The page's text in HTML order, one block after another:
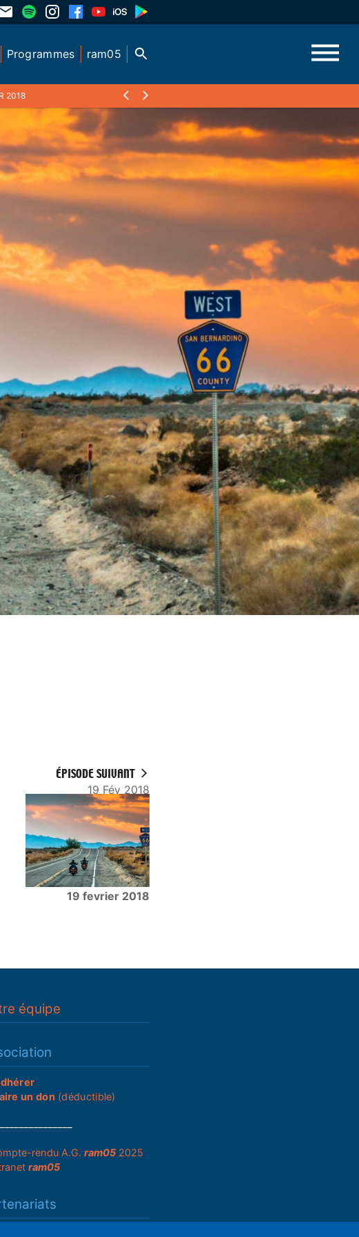
Programmes ram05
2018
ÉPISODE SUIVANT
19 Fév 2018
19 fevrier 2018
équipe
un don(déductible)
rendu A.G. ram052025
ram05